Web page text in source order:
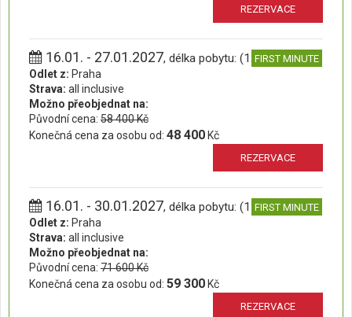
REZERVACE
16.01. - 27.01.2027, délka pobytu: (12 dní)FIRST MINUTE
Odlet z: Praha
Strava: all inclusive
Možno přeobjednat na:
Původní cena: 58 400 Kč
Konečná cena za osobu od: 48 400 Kč
REZERVACE
16.01. - 30.01.2027, délka pobytu: (15 dní)FIRST MINUTE
Odlet z: Praha
Strava: all inclusive
Možno přeobjednat na:
Původní cena: 71 600 Kč
Konečná cena za osobu od: 59 300 Kč
REZERVACE